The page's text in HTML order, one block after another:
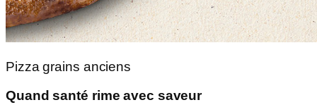
Pizza grains anciens
Quand santé rime avec saveur